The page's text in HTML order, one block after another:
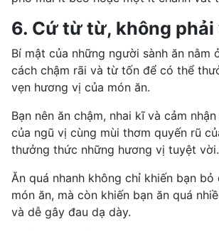
6. Cứ từ từ, không phải
Bí mật của những người sành ăn nằm
cách chậm rãi và từ tốn để có thể
vẹn hương vị của món ăn.
Bạn nên ăn chậm, nhai kĩ và cảm
của ngũ vị cùng mùi thơm quyến rũ
thưởng thức những hương vị tuyệt vời.
Ăn quá nhanh không chỉ khiến bạn bỏ
món ăn, mà còn khiến bạn ăn quá
và dễ gây đau dạ dày.